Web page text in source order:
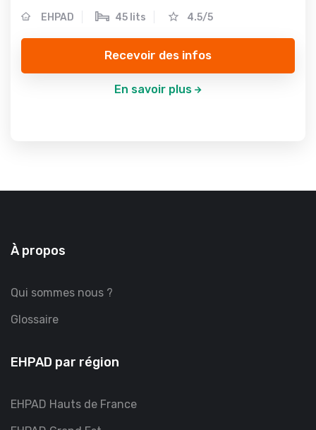
EHPAD 45 lits 4.5/5
Recevoir des infos
En savoir plus
À propos
Qui sommes nous ?
Glossaire
EHPAD par région
EHPAD Hauts de France